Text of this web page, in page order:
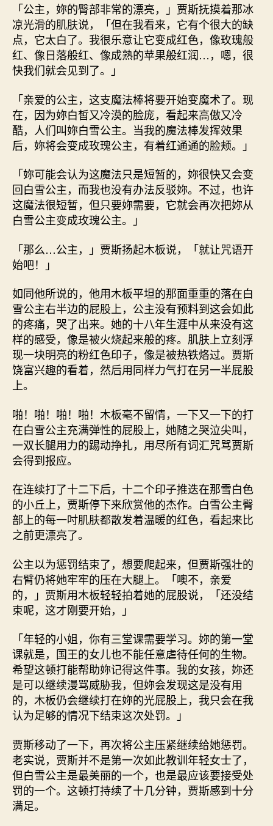
「公主，妳的臀部非常的漂亮，」贾斯抚摸着那冰
凉光滑的肌肤说，「但在我看来，它有个很大的缺
点，它太白了。我很乐意让它变成红色，像玫瑰般
红、像日落般红、像成熟的苹果般红润…，嗯，很
快我们就会见到了。」
「亲爱的公主，这支魔法棒将要开始变魔术了。现
在，因为妳白皙又冷漠的脸庞，看起来高傲又冷
酷，人们叫妳白雪公主。当我的魔法棒发挥效果
后，妳将会变成玫瑰公主，有着红通通的脸颊。」
「妳可能会认为这魔法只是短暂的，妳很快又会变
回白雪公主，而我也没有办法反驳妳。不过，也许
这魔法很短暂，但只要妳需要，它就会再次把妳从
白雪公主变成玫瑰公主。」
「那么…公主，」贾斯扬起木板说，「就让咒语开
始吧！」
如同他所说的，他用木板平坦的那面重重的落在白
雪公主右半边的屁股上，公主没有预料到这会如此
的疼痛，哭了出来。她的十八年生涯中从来没有这
样的感受，像是被火烧起来般的疼。肌肤上立刻浮
现一块明亮的粉红色印子，像是被热铁烙过。贾斯
饶富兴趣的看着，然后用同样力气打在另一半屁股
上。
啪！啪！啪！啪！木板毫不留情，一下又一下的打
在白雪公主充满弹性的屁股上，她随之哭泣尖叫，
一双长腿用力的踢动挣扎，用尽所有词汇咒骂贾斯
会得到报应。
在连续打了十二下后，十二个印子推迭在那雪白色
的小丘上，贾斯停下来欣赏他的杰作。白雪公主臀
部上的每一吋肌肤都散发着温暖的红色，看起来比
之前更漂亮了。
公主以为惩罚结束了，想要爬起来，但贾斯强壮的
右臂仍将她牢牢的压在大腿上。「噢不，亲爱
的，」贾斯用木板轻轻拍着她的屁股说，「还没结
束呢，这才刚要开始，」
「年轻的小姐，你有三堂课需要学习。妳的第一堂
课就是，国王的女儿也不能任意虐待任何的生物。
希望这顿打能帮助妳记得这件事。我的女孩，妳还
是可以继续漫骂威胁我，但妳会发现这是没有用
的，木板仍会继续打在妳的光屁股上，我只会在我
认为足够的情况下结束这次处罚。」
贾斯移动了一下，再次将公主压紧继续给她惩罚。
老实说，贾斯并不是第一次如此教训年轻女士了，
但白雪公主是最美丽的一个，也是最应该要接受处
罚的一个。这顿打持续了十几分钟，贾斯感到十分
满足。